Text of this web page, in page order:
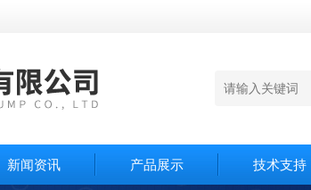
新闻资讯 产品展示 技术支持